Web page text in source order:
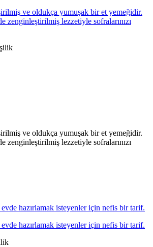
ve oldukça yumuşak bir et yemeğidir.
zenginleştirilmiş lezzetiyle sofralarınızı
ve oldukça yumuşak bir et yemeğidir.
zenginleştirilmiş lezzetiyle sofralarınızı
hazırlamak isteyenler için nefis bir tarif.
hazırlamak isteyenler için nefis bir tarif.